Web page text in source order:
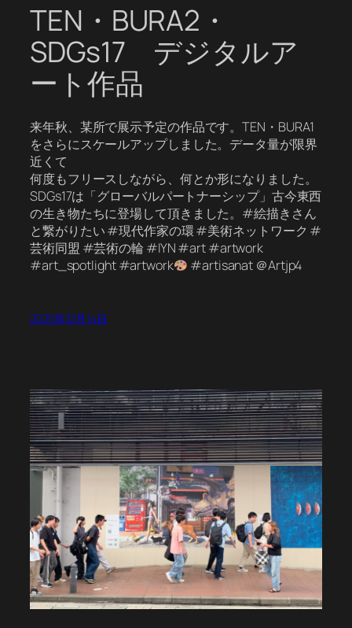
TEN・BURA2・
SDGs17 デジタルア
ート作品
来年秋、某所で展示予定の作品です。TEN・BURA1
をさらにスケールアップしました。データ量が限界
近くて
何度もフリースしながら、何とか形になりました。
SDGs17は「グローバルパートナーシップ」古今東西
の生き物たちに登場して頂きました。#絵描きさん
と繋がりたい #現代作家の環 #美術ネットワーク #
芸術同盟 #芸術の輪 #IYN #art #artwork
#art_spotlight #artwork
#artisanat ＠Artjp4
2025年12月14日